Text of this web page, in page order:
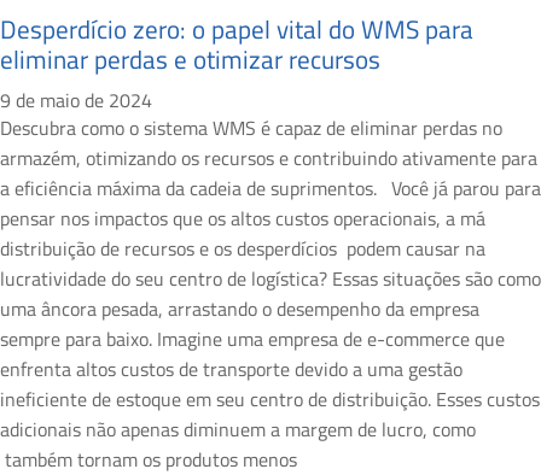
Desperdício zero: o papel vital do WMS para
eliminar perdas e otimizar recursos
9 de maio de 2024
Descubra como o sistema WMS é capaz de eliminar perdas no
armazém, otimizando os recursos e contribuindo ativamente para
a eficiência máxima da cadeia de suprimentos. Você já parou para
pensar nos impactos que os altos custos operacionais, a má
distribuição de recursos e os desperdícios podem causar na
lucratividade do seu centro de logística? Essas situações são como
uma âncora pesada, arrastando o desempenho da empresa
sempre para baixo. Imagine uma empresa de e-commerce que
enfrenta altos custos de transporte devido a uma gestão
ineficiente de estoque em seu centro de distribuição. Esses custos
adicionais não apenas diminuem a margem de lucro, como
também tornam os produtos menos